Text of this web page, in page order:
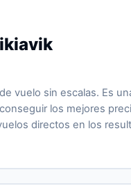
vuelo sin escalas. Es
los mejores
directos en los